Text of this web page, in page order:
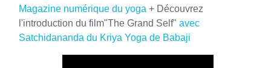
Magazine numérique du yoga + Découvrez
l'introduction du film"The Grand Self" avec
Satchidananda du Kriya Yoga de Babaji